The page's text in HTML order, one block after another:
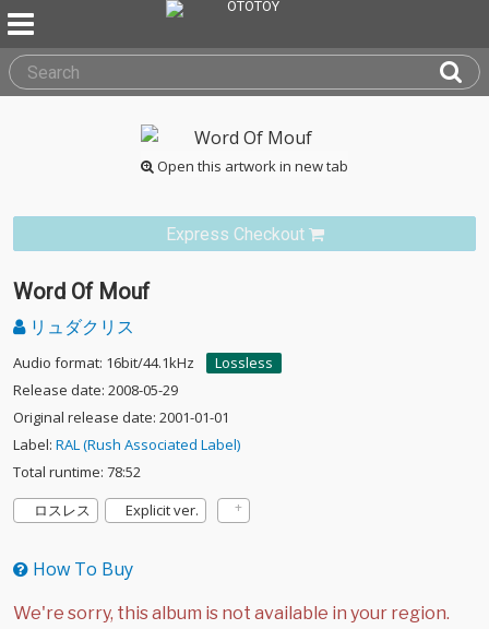
Open this artwork in new tab
Express Checkout
Word Of Mouf
リュダクリス
Audio format: 16bit/44.1kHz
Lossless
Release date: 2008-05-29
Original release date: 2001-01-01
Label: RAL (Rush Associated Label)
Total runtime: 78:52
ロスレス
Explicit ver.
How To Buy